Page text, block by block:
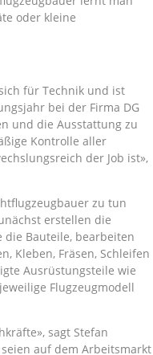
oder kleine
für Technik und ist
bei der Firma DG
und die Ausstattung zu
Kontrolle aller
der Job ist»,
zu tun
erstellen die
die Bauteile, bearbeiten
Kleben, Fräsen, Schleifen
Ausrüstungsteile wie
Flugzeugmodell
sagt Stefan
auf dem Arbeitsmarkt